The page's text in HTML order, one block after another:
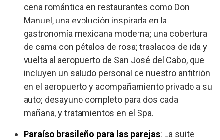
cena romántica en restaurantes como Don
Manuel, una evolución inspirada en la
gastronomía mexicana moderna; una cobertura
de cama con pétalos de rosa; traslados de ida y
vuelta al aeropuerto de San José del Cabo, que
incluyen un saludo personal de nuestro anfitrión
en el aeropuerto y acompañamiento privado a su
auto; desayuno completo para dos cada
mañana, y tratamientos en el Spa.
Paraíso brasileño para las parejas: La suite